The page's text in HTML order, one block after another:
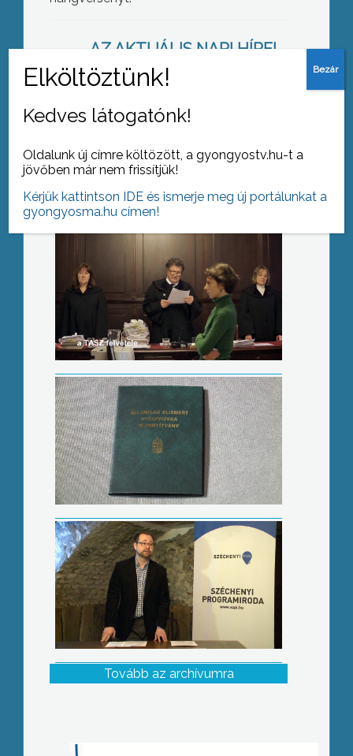
AZ AKTUÁLIS NAPI HÍREI
Téves ítélet
Jogsértő a kötelező nyelvvizsga?
Középpontban a KKV-k
Tovább az archívumra
Kedves látogatónk!
Oldalunk új címre költözött, a gyongyostv.hu-t a
jövőben már nem frissítjük!
Kérjük kattintson IDE és ismerje meg új portálunkat a
gyongyosma.hu címen!